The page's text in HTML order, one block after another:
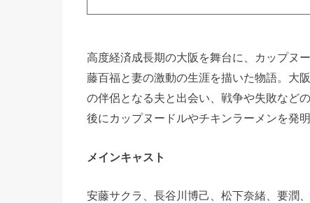
高度経済成長期の大阪を舞台に、カップヌ
藤百福と妻の激動の生涯を描いた物語。大
の伴侶となる夫と出会い、戦争や失敗など
後にカップヌードルやチキンラーメンを発
メインキャスト
安藤サクラ、長谷川博己、松下奈緒、要潤